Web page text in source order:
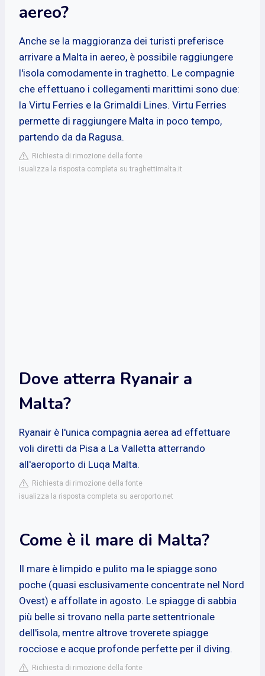
aereo?
Anche se la maggioranza dei turisti preferisce
arrivare a Malta in aereo, è possibile raggiungere
l'isola comodamente in traghetto. Le compagnie
che effettuano i collegamenti marittimi sono due:
la Virtu Ferries e la Grimaldi Lines. Virtu Ferries
permette di raggiungere Malta in poco tempo,
partendo da da Ragusa.
Richiesta di rimozione della fonte
isualizza la risposta completa su traghettimalta.it
Dove atterra Ryanair a
Malta?
Ryanair è l'unica compagnia aerea ad effettuare
voli diretti da Pisa a La Valletta atterrando
all'aeroporto di Luqa Malta.
Richiesta di rimozione della fonte
isualizza la risposta completa su aeroporto.net
Come è il mare di Malta?
Il mare è limpido e pulito ma le spiagge sono
poche (quasi esclusivamente concentrate nel Nord
Ovest) e affollate in agosto. Le spiagge di sabbia
più belle si trovano nella parte settentrionale
dell'isola, mentre altrove troverete spiagge
rocciose e acque profonde perfette per il diving.
Richiesta di rimozione della fonte